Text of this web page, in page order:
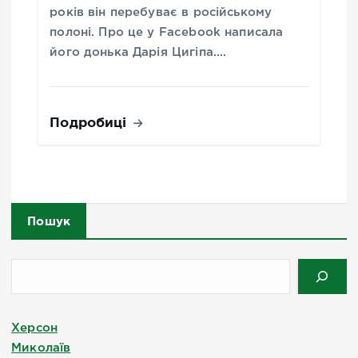
років він перебуває в російському
полоні. Про це у Facebook написала
його донька Дарія Цигіпа.…
Подробиці
Пошук
Херсон
Миколаїв